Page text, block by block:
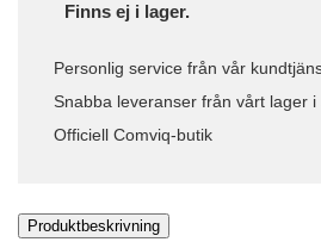
Finns ej i lager.
Personlig service från vår
Snabba leveranser från vårt lager i
Officiell Comviq-butik
Produktbeskrivning